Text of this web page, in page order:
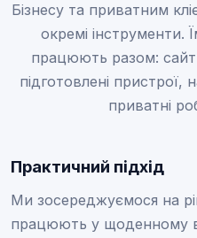
Бізнесу та приватним
окремі інструменти.
працюють разом:
підготовлені пристрої,
приватні
Практичний підхід
Ми зосереджуємося на
працюють у щоденному